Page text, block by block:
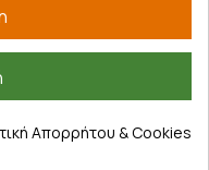
Απορρήτου & Cookies